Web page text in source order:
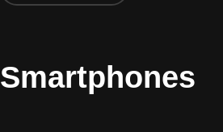
Smartphones